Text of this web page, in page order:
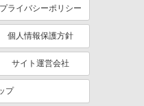
会保険あり
プライバシーポリシー
個人情報保護方針
サイト運営会社
プ